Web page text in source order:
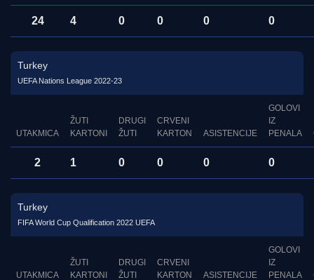
24 4 0 0 0 0
Turkey
UEFA Nations League 2022-23
UTAKMICA
ŽUTI
KARTONI
DRUGI
ŽUTI
CRVENI
KARTON
ASISTENCIJE
GOLOVI
IZ
PENALA
2 1 0 0 0 0
Turkey
FIFA World Cup Qualification 2022 UEFA
UTAKMICA
ŽUTI
KARTONI
DRUGI
ŽUTI
CRVENI
KARTON
ASISTENCIJE
GOLOVI
IZ
PENALA